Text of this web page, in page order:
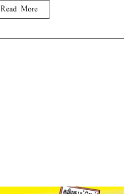
Read More